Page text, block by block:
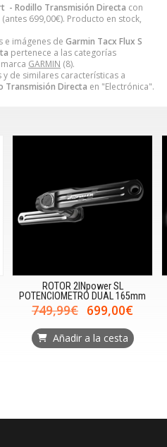
- Rodillo Transmisión Directa con
(antes 699,00€). Producto en stock,
e imágenes de Garmin Tacx Flux S
pertenece a las categorías
GARMIN (8).
de similares características a
Transmisión Directa en "Electrónica".
ROTOR 2INpower SL
POTENCIOMETRO DUAL 165mm
749,99€ 699,00€
Añadir a la cesta